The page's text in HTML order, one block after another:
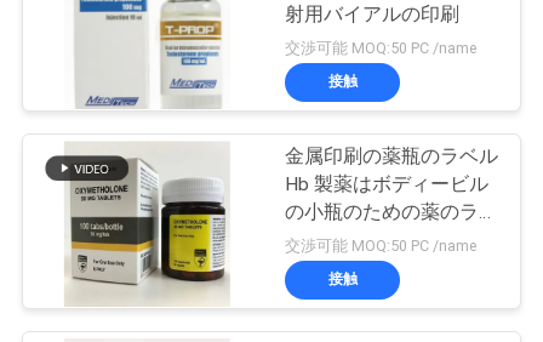
理
に
10ml ガラスびん箱
45
射用バイアルの印刷
交渉可能 MOQ:50 PC /name
接触
金属印刷の薬瓶のラベル
Hb 製薬はボディービル
の小瓶のための薬のラベ
ルを剥がします
交渉可能 MOQ:50 PC /name
接触